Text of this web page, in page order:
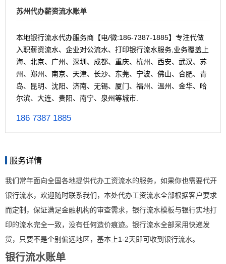
苏州代办薪资流水账单
本地银行流水代办服务商【电/微:186-7387-1885】专注代做
入职薪资流水、企业对公流水、打印银行流水服务,业务覆盖上
海、北京、广州、深圳、成都、重庆、杭州、西安、武汉、苏
州、郑州、南京、天津、长沙、东莞、宁波、佛山、合肥、青
岛、昆明、沈阳、济南、无锡、厦门、福州、温州、金华、哈
尔滨、大连、贵阳、南宁、泉州等城市.
186 7387 1885
服务详情
我们常年面向全国各地提供代办工资流水的服务，如果你也需要代开
银行流水，欢迎随时联系我们，本处代办工资流水全部根据客户要求
而定制，保证满足金融机构的审查需求，银行流水模板与银行实地打
印的流水完全一致，没有任何造价痕迹。银行流水全部采用快递发
货，只要不是个别偏远地区，基本上1-2天即可收到银行流水。
银行流水账单